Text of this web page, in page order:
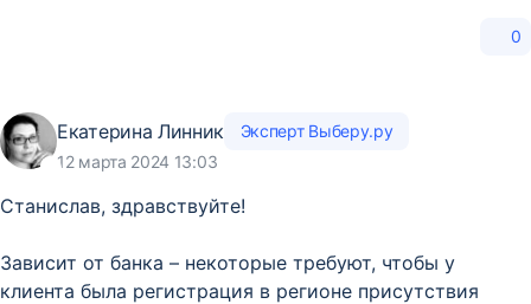
0
Екатерина Линник
Эксперт Выберу.ру
12 марта 2024 13:03
Станислав, здравствуйте!
Зависит от банка – некоторые требуют, чтобы у
клиента была регистрация в регионе присутствия